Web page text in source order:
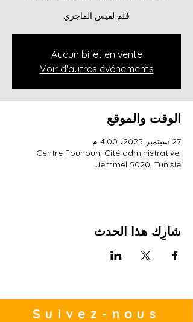
فلم لقيس الماجري
Aucun billet en vente
Voir d'autres événements
الوقت والموقع
27 سبتمبر 2025، 4:00 م
Centre Founoun, Cité administrative,
Jemmel 5020, Tunisie
شارِك هذا الحدث
Suivez-nous